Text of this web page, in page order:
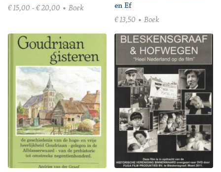
€15,00 -€20,00 Prijsklasse:
tot
€ 20,00
Boek
en Ef
€13,50 Boek